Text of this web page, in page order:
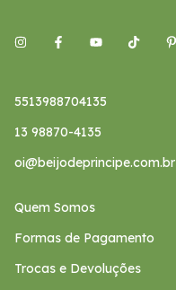
5513988704135
13 98870-4135
oi@beijodeprincipe.com.br
Quem Somos
Formas de Pagamento
Trocas e Devoluções